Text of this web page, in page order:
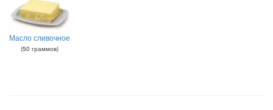
Масло сливочное
(50 граммов)